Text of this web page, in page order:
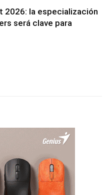
2026: la especialización
será clave para